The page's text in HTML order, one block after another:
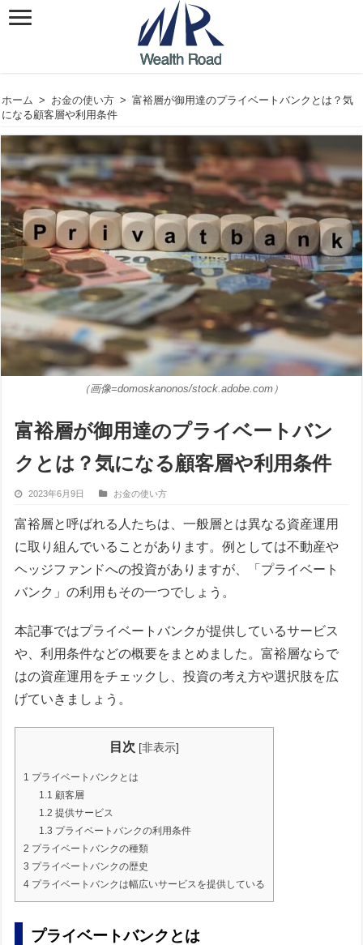
ホーム > お金の使い方 > 富裕層が御用達のプライベートバンクとは？気
になる顧客層や利用条件
（画像=domoskanonos/stock.adobe.com）
富裕層が御用達のプライベートバン
クとは？気になる顧客層や利用条件
2023年6月9日 お金の使い方
富裕層と呼ばれる人たちは、一般層とは異なる資産運用
に取り組んでいることがあります。例としては不動産や
ヘッジファンドへの投資がありますが、「プライベート
バンク」の利用もその一つでしょう。
本記事ではプライベートバンクが提供しているサービス
や、利用条件などの概要をまとめました。富裕層ならで
はの資産運用をチェックし、投資の考え方や選択肢を広
げていきましょう。
目次 [非表示]
1 プライベートバンクとは
1.1 顧客層
1.2 提供サービス
1.3 プライベートバンクの利用条件
2 プライベートバンクの種類
3 プライベートバンクの歴史
4 プライベートバンクは幅広いサービスを提供している
プライベートバンクとは